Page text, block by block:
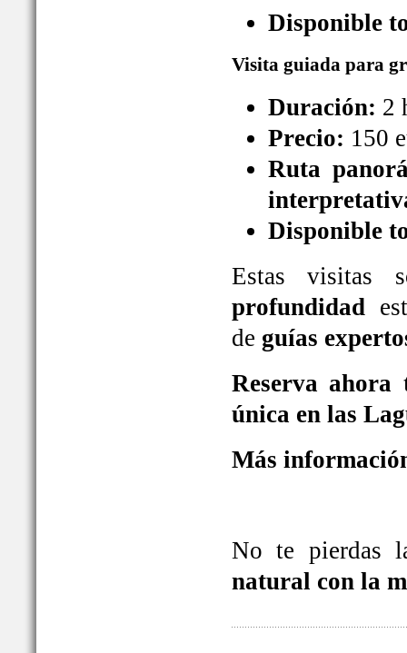
Disponible
Visita guiada para
Duración: 2
Precio: 150
Ruta
Disponible
Estas
profundidad
de guías
Reserva
única en las
Más
No te pierdas
natural con la